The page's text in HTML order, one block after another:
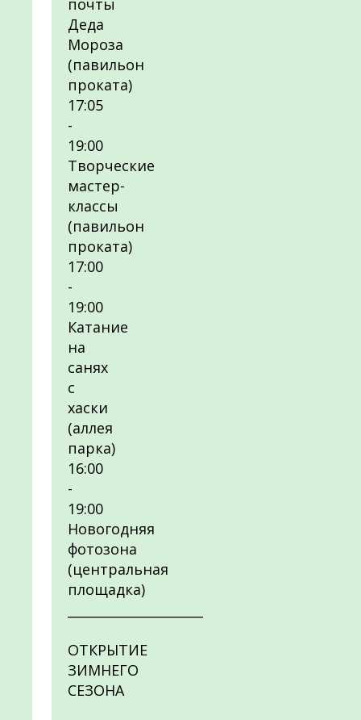
почты
Деда
Мороза
(павильон
проката)
17:05
-
19:00
Творческие
мастер-
классы
(павильон
проката)
17:00
-
19:00
Катание
на
санях
с
хаски
(аллея
парка)
16:00
-
19:00
Новогодняя
фотозона
(центральная
площадка)
ОТКРЫТИЕ
ЗИМНЕГО
СЕЗОНА